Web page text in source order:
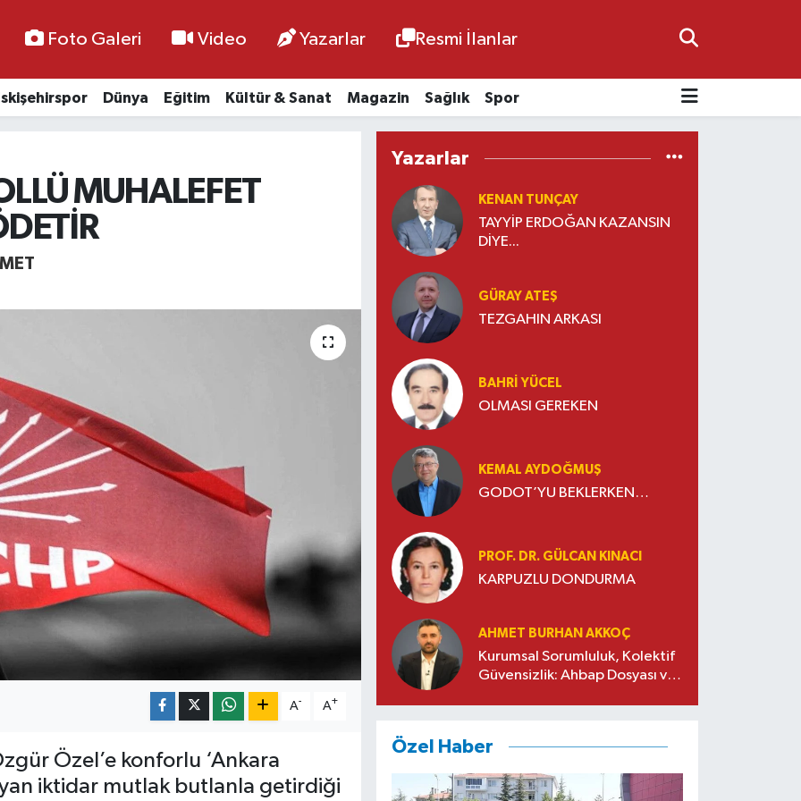
Foto Galeri Video Yazarlar Resmi İlanlar
Dünya Eğitim Kültür & Sanat Magazin Sağlık Spor
MUHALEFET
A- A+
Özel’e konforlu ‘Ankara
iktidar mutlak butlanla getirdiği
Yazarlar
KENAN TUNÇAY
TAYYİP ERDOĞAN KAZANSIN
DİYE...
GÜRAY ATEŞ
TEZGAHIN ARKASI
BAHRI YÜCEL
OLMASI GEREKEN
KEMAL AYDOĞMUŞ
GODOT’YU BEKLERKEN…
PROF. DR. GÜLCAN KINACI
KARPUZLU DONDURMA
AHMET BURHAN AKKOÇ
Kurumsal Sorumluluk, Kolektif
Güvensizlik: Ahbap Dosyası ve
Özel Haber